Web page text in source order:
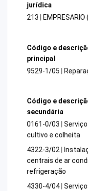
jurídica
213 | EMPRESARIO
Código e
principal
9529-1/05 |
Código e
secundária
0161-0/03 |
cultivo e colheita
4322-3/02 |
centrais de ar
refrigeração
4330-4/04 |